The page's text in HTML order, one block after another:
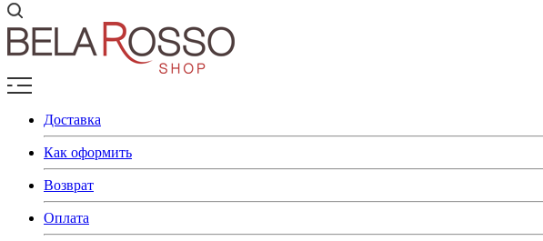
Доставка
Как оформить
Возврат
Оплата